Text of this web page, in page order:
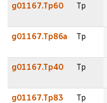
g01167.Tp60 Tp
g01167.Tp86a Tp
g01167.Tp40 Tp
g01167.Tp83 Tp